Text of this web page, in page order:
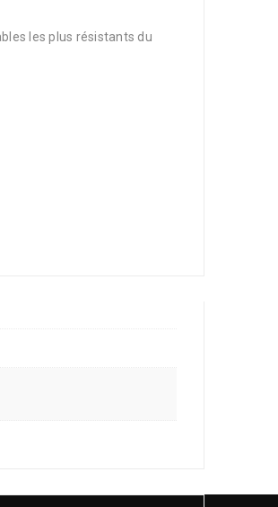
les plus résistants du